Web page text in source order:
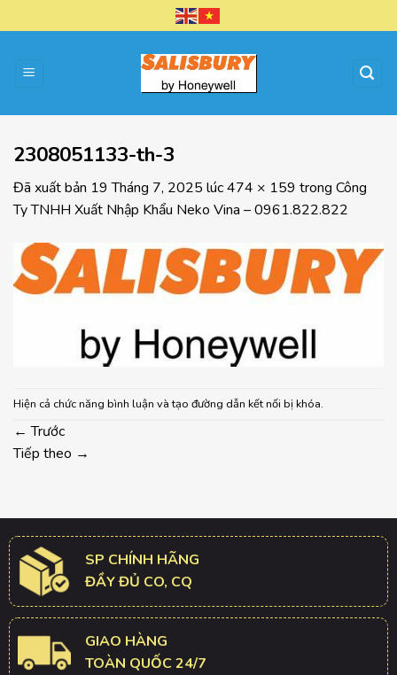
đến
dung
2308051133-th-3
Đã xuất bản 19 Tháng 7, 2025 lúc474 × 159 trong Công
Ty TNHH Xuất Nhập Khẩu Neko Vina – 0961.822.822
Hiện cả chức năng bình luận và tạo đường dẫn kết nối bị khóa.
← Trước
Tiếp theo →
SP CHÍNH HÃNG
ĐẦY ĐỦ CO, CQ
GIAO HÀNG
TOÀN QUỐC 24/7